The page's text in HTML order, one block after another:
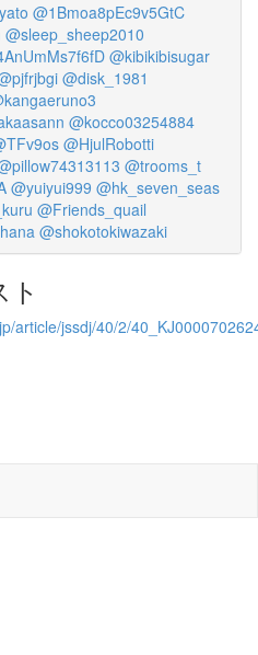
@1Bmoa8pEc9v5GtC
@sleep_sheep2010
@kibikibisugar
@disk_1981
@kocco03254884
@HjulRobotti
@trooms_t
@yuiyui999 @hk_seven_seas
@Friends_quail
@shokotokiwazaki
article/jssdj/40/2/